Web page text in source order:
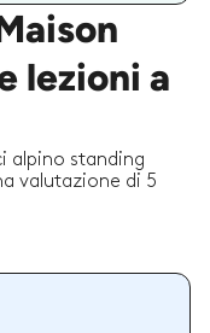
lezioni a
alpino standing
valutazione di 5